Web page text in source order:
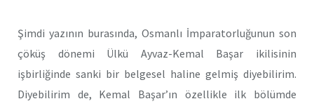
Şimdi yazının burasında, Osmanlı İmparatorluğunun son
çöküş dönemi Ülkü Ayvaz-Kemal Başar ikilisinin
işbirliğinde sanki bir belgesel haline gelmiş diyebilirim.
Diyebilirim de, Kemal Başar’ın özellikle ilk bölümde